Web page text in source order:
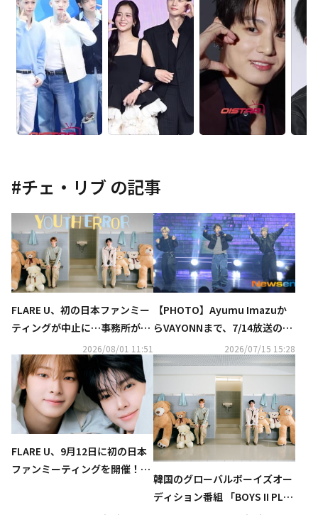
#チェ・リブ の記事
FLARE U、初の日本ファンミー
ティングが中止に…事務所が謝
2026/08/01 11:51
【PHOTO】Ayumu Imazuか
らVAYONNまで、7/14放送の
「THE SHOW」に出演2026/07/15 15:28
FLARE U、9月12日に初の日本
ファンミーティングを開催！ア
韓国のグローバルボーイズオー
ディション番組 「BOYS II PLA